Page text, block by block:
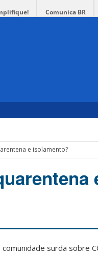
Comunica BR
e isolamento?
surda sobre